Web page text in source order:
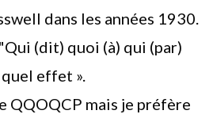
dans les années 1930.
(dit) quoi (à) qui (par)
effet ».
QQOQCP mais je préfère